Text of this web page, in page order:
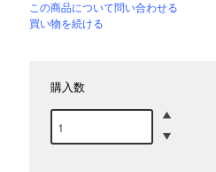
この商品について問い合わせる
買い物を続ける
購入数